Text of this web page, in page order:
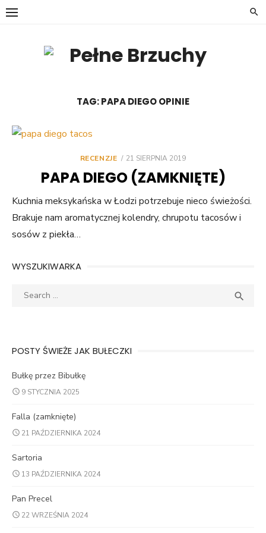
Skip
TAG:PAPA DIEGO OPINIE
RECENZJE
POSTED
21 SIERPNIA 2019
PAPA DIEGO (ZAMKNIĘTE)
Kuchnia meksykańska w Łodzi potrzebuje nieco świeżości.
Brakuje nam aromatycznej kolendry, chrupotu tacosów i
sosów z piekła…
WYSZUKIWARKA
Search

POSTY ŚWIEŻE JAK BUŁECZKI
Bułkę przez Bibułkę
9 STYCZNIA 2025
Falla (zamknięte)
21 PAŹDZIERNIKA 2024
Sartoria
13 PAŹDZIERNIKA 2024
Pan Precel
22 WRZEŚNIA 2024